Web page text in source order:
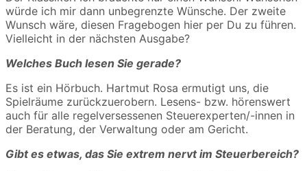
würde ich mir dann unbegrenzte Wünsche. Der zweite
Wunsch wäre, diesen Fragebogen hier per Du zu führen.
Vielleicht in der nächsten Ausgabe?
Welches Buch lesen Sie gerade?
Es ist ein Hörbuch. Hartmut Rosa ermutigt uns, die
Spielräume zurückzuerobern. Lesens- bzw. hörenswert
auch für alle regelversessenen Steuerexperten/-innen in
der Beratung, der Verwaltung oder am Gericht.
Gibt es etwas, das Sie extrem nervt im Steuerbereich?